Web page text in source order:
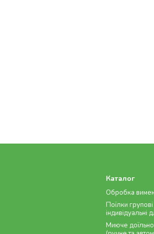
Каталог
Обробка
Поїлки групові
індивідуальні
Миюче